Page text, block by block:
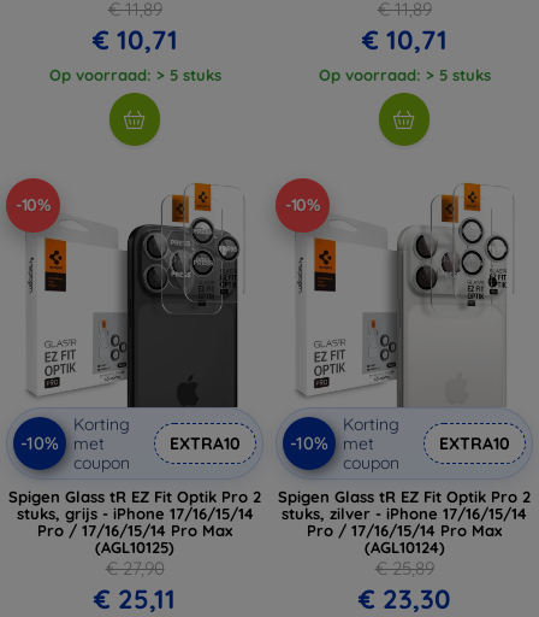
€ 11,89
€ 10,71
Op voorraad: > 5 stuks
€ 11,89
€ 10,71
Op voorraad: > 5 stuks
-10%
-10%
Korting
met
coupon
EXTRA10
Spigen Glass tR EZ Fit Optik Pro 2
stuks, grijs - iPhone 17/16/15/14
Pro / 17/16/15/14 Pro Max
(AGL10125)
€ 27,90
€ 25,11
-10%
-10%
Korting
met
coupon
EXTRA10
Spigen Glass tR EZ Fit Optik Pro 2
stuks, zilver - iPhone 17/16/15/14
Pro / 17/16/15/14 Pro Max
(AGL10124)
€ 25,89
€ 23,30